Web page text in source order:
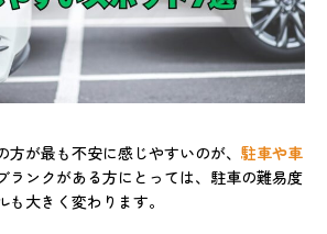
が最も不安に感じやすいのが、 駐車や車
ランクがある方にとっては、駐車の難易度
大きく変わります。